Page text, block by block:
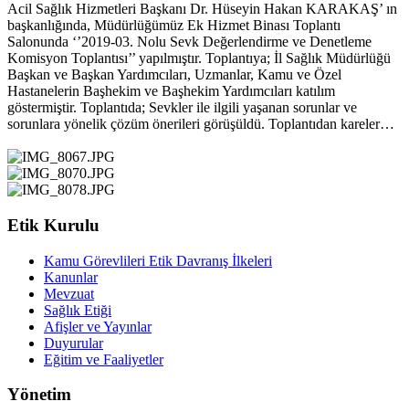
Acil Sağlık Hizmetleri Başkanı Dr. Hüseyin Hakan KARAKAŞ’ ın
başkanlığında, Müdürlüğümüz Ek Hizmet Binası Toplantı
Salonunda ‘’2019-03. Nolu Sevk Değerlendirme ve Denetleme
Komisyon Toplantısı’’ yapılmıştır. Toplantıya; İl Sağlık Müdürlüğü
Başkan ve Başkan Yardımcıları, Uzmanlar, Kamu ve Özel
Hastanelerin Başhekim ve Başhekim Yardımcıları katılım
göstermiştir. Toplantıda; Sevkler ile ilgili yaşanan sorunlar ve
sorunlara yönelik çözüm önerileri görüşüldü. Toplantıdan kareler…
Etik Kurulu
Kamu Görevlileri Etik Davranış İlkeleri
Kanunlar
Mevzuat
Sağlık Etiği
Afişler ve Yayınlar
Duyurular
Eğitim ve Faaliyetler
Yönetim